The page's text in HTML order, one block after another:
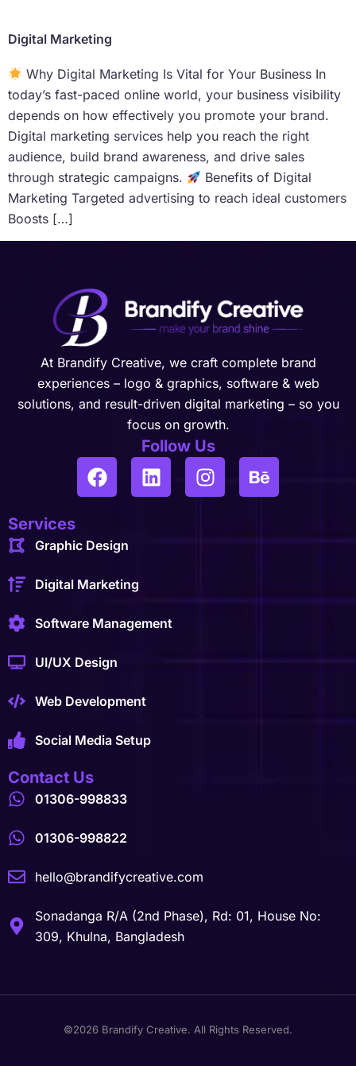
Digital Marketing
Why Digital Marketing Is Vital for Your Business In
today’s fast-paced online world, your business visibility
depends on how effectively you promote your brand.
Digital marketing services help you reach the right
audience, build brand awareness, and drive sales
through strategic campaigns.
Benefits of Digital
Marketing Targeted advertising to reach ideal customers
Boosts […]
At Brandify Creative, we craft complete brand
experiences – logo & graphics, software & web
solutions, and result-driven digital marketing – so you
focus on growth.
Follow Us
Services
Graphic Design
Digital Marketing
Software Management
UI/UX Design
Web Development
Social Media Setup
Contact Us
01306-998833
01306-998822
hello@brandifycreative.com
Sonadanga R/A (2nd Phase), Rd: 01, House No:
309, Khulna, Bangladesh
©2026 Brandify Creative. All Rights Reserved.